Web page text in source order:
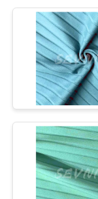
tissu
yoga